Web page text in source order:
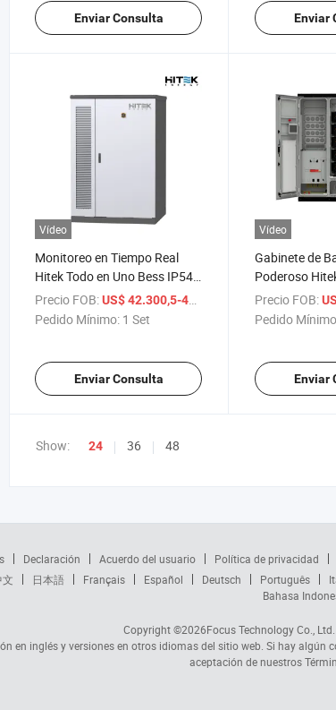
Gabinete de Baterías
Enviar Consulta
Gabinete de
Enviar
Vídeo
Monitoreo en Tiempo Real
Hitek Todo en Uno Bess IP54
IP65 Almacenamiento
Exterior HVAC LiFePO4
Batería de Litio 232kwh
Precio FOB:US$ 42.300,5-49.991,5
/ Set
Pedido Mínimo: 1 Set
Enviar Consulta
Vídeo
Gabinete de
Poderoso
232kwh
Refrigeración
Precio FOB:
Pedido
Enviar
Show: 24 36 48
Declaración Acuerdo del usuario Política de privacidad
日本語 Français Español Deutsch Português
Bahasa
Copyright ©2026Focus Technology Co., Ltd.
en inglés y versiones en otros idiomas del sitio web. Si hay
aceptación de nuestros